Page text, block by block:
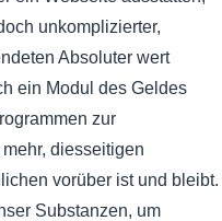
unkomplizierter,
Absoluter wert
ein Modul des Geldes
zur
diesseitigen
vorüber ist und bleibt.
Substanzen, um